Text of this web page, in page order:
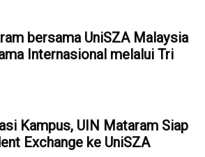
bersama UniSZA Malaysia
Internasional melalui Tri
Kampus, UIN Mataram Siap
Exchange ke UniSZA